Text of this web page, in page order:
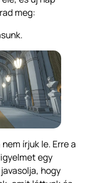
meg:
írjuk le. Erre a
egy
hogy